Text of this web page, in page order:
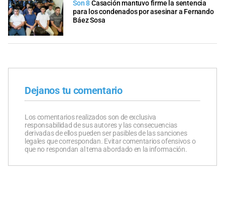
Son 8Casación mantuvo firme la sentencia
para los condenados por asesinar a Fernando
Báez Sosa
Dejanos tu comentario
Los comentarios realizados son de exclusiva
responsabilidad de sus autores y las consecuencias
derivadas de ellos pueden ser pasibles de las sanciones
legales que correspondan. Evitar comentarios ofensivos o
que no respondan al tema abordado en la información.